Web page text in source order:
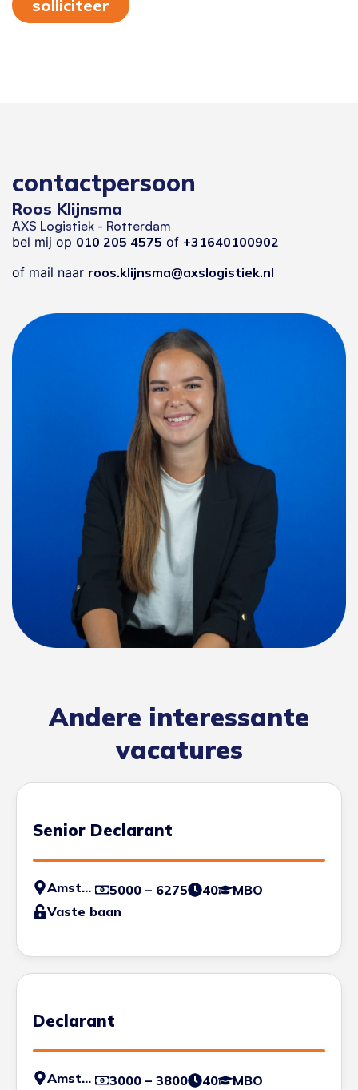
solliciteer
contactpersoon
Roos Klijnsma
AXS Logistiek - Rotterdam
bel mij op 010 205 4575 of +31640100902
of mail naar roos.klijnsma@axslogistiek.nl
Andere interessante
vacatures
Senior Declarant
Amsterdam 5000 – 6275 40
MBO
Vaste baan
Declarant
Amsterdam 3000 – 3800 40
MBO